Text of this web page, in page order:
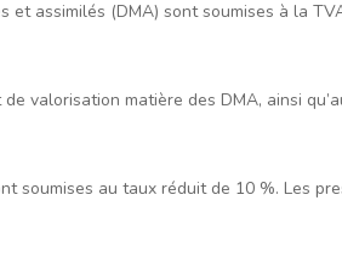
assimilés (DMA) sont soumises à la
valorisation matière des DMA, ainsi
soumises au taux réduit de 10 %. Les